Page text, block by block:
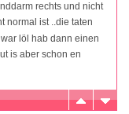
rechts und nicht
normal ist ..die taten
löl hab dann einen
is aber schon en